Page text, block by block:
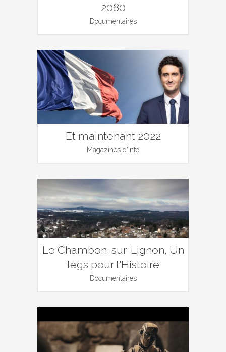
2080
Documentaires
Et maintenant 2022
Magazines d'info
Le Chambon-sur-Lignon, Un
legs pour l'Histoire
Documentaires